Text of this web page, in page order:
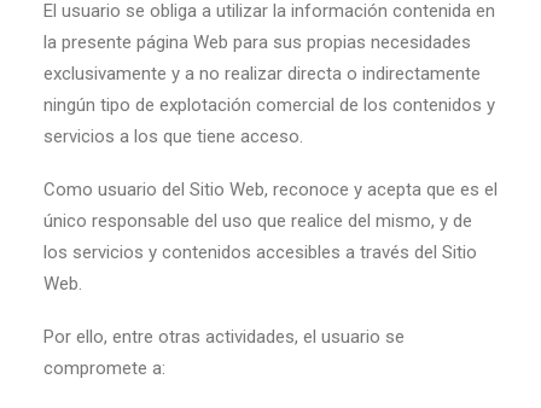
El usuario se obliga a utilizar la información contenida en
la presente página Web para sus propias necesidades
exclusivamente y a no realizar directa o indirectamente
ningún tipo de explotación comercial de los contenidos y
servicios a los que tiene acceso.
Como usuario del Sitio Web, reconoce y acepta que es el
único responsable del uso que realice del mismo, y de
los servicios y contenidos accesibles a través del Sitio
Web.
Por ello, entre otras actividades, el usuario se
compromete a: